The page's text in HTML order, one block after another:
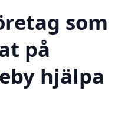
som
på
hjälpa